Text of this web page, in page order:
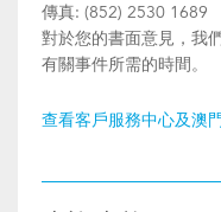
傳真: (852) 2530 1689
對於您的書面意見，我
有關事件所需的時間。
查看客戶服務中心及澳